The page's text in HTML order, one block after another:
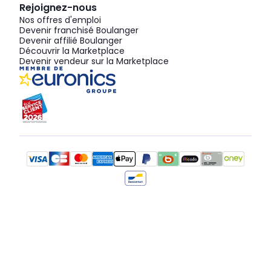
Rejoignez-nous
Nos offres d'emploi
Devenir franchisé Boulanger
Devenir affilié Boulanger
Découvrir la Marketplace
Devenir vendeur sur la Marketplace